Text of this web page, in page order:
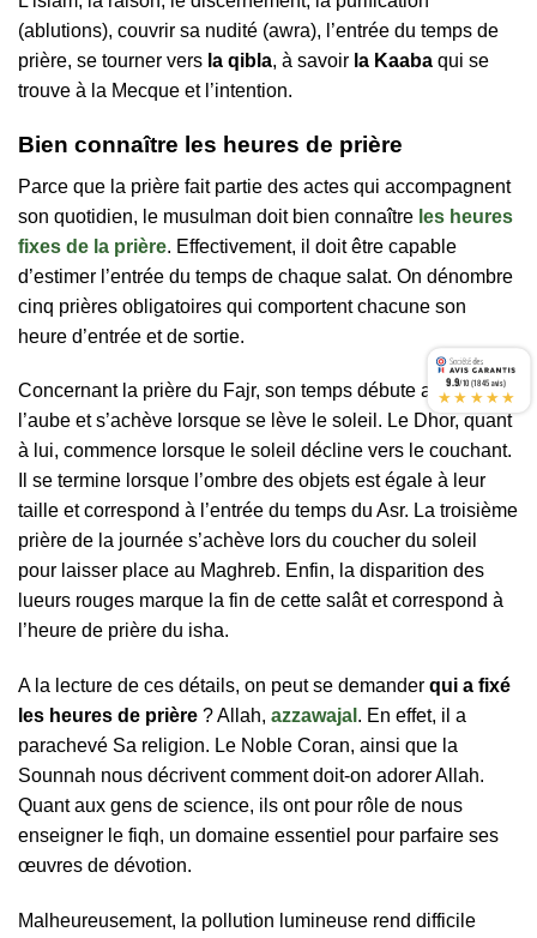
(ablutions), couvrir sa nudité (awra), l’entrée du temps de
prière, se tourner vers la qibla, à savoir la Kaaba qui se
trouve à la Mecque et l’intention.
Bien connaître les heures de prière
Parce que la prière fait partie des actes qui accompagnent
son quotidien, le musulman doit bien connaître les heures
fixes de la prière. Effectivement, il doit être capable
d’estimer l’entrée du temps de chaque salat. On dénombre
cinq prières obligatoires qui comportent chacune son
heure d’entrée et de sortie.
Concernant la prière du Fajr, son temps débute au lever de
l’aube et s’achève lorsque se lève le soleil. Le Dhor, quant
à lui, commence lorsque le soleil décline vers le couchant.
Il se termine lorsque l’ombre des objets est égale à leur
taille et correspond à l’entrée du temps du Asr. La troisième
prière de la journée s’achève lors du coucher du soleil
pour laisser place au Maghreb. Enfin, la disparition des
lueurs rouges marque la fin de cette salât et correspond à
l’heure de prière du isha.
A la lecture de ces détails, on peut se demander qui a fixé
les heures de prière ? Allah, azzawajal . En effet, il a
parachevé Sa religion. Le Noble Coran, ainsi que la
Sounnah nous décrivent comment doit-on adorer Allah.
Quant aux gens de science, ils ont pour rôle de nous
enseigner le fiqh, un domaine essentiel pour parfaire ses
œuvres de dévotion.
Malheureusement, la pollution lumineuse rend difficile
9.9/10 (1845 avis)
★★★★★